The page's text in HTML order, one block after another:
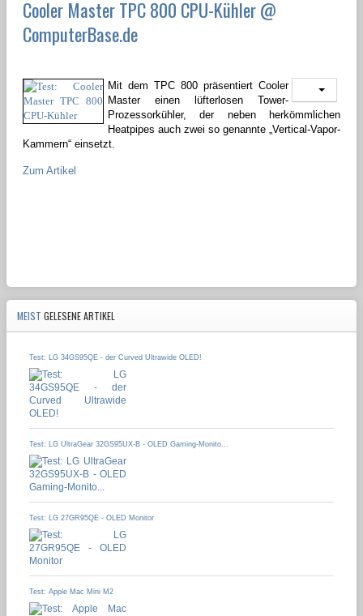
Cooler Master TPC 800 CPU-Kühler @
ComputerBase.de
Mit dem TPC 800 präsentiert Cooler
Master einen lüfterlosen Tower-
Prozessorkühler, der neben herkömmlichen
Heatpipes auch zwei so genannte „Vertical-Vapor-
Kammern“ einsetzt.
Zum Artikel
MEIST GELESENE ARTIKEL
Test: LG 34GS95QE - der Curved Ultrawide OLED!
Test: LG UltraGear 32GS95UX-B - OLED Gaming-Monito...
Test: LG 27GR95QE - OLED Monitor
Test: Apple Mac Mini M2